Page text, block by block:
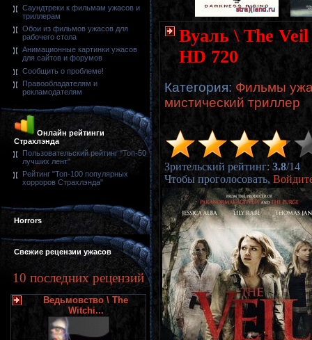
Саундтреки к фильмам ужасов и
триллерам
Обои из фильмов ужасов для
рабочего стола
Анимационные картинки ужасов
для сайтов и форумов
Сообщить о проблеме!
Правообладателям и
рекламодателям
Онлайн рейтинги
Страхлэнда
Пользовательский рейтинг "Топ-50
лучших лент"
Рейтинг "Топ-100 популярных
хорроров Страхлэнда"
Horrors
Свежие рецензии ужасов
10 последних рецензий
Ведьмовство \ The
Witchi...
Вуаль \ The
HD 720
Категория: Фильмы
мистический триллер
Зрительский рейтинг: 3.8/14
Чтобы проголосовать,